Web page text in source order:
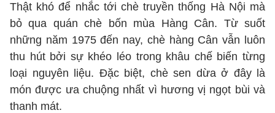
Thật khó để nhắc tới chè truyền thống Hà Nội mà
bỏ qua quán chè bốn mùa Hàng Cân. Từ suốt
những năm 1975 đến nay, chè hàng Cân vẫn luôn
thu hút bởi sự khéo léo trong khâu chế biến từng
loại nguyên liệu. Đặc biệt, chè sen dừa ở đây là
món được ưa chuộng nhất vì hương vị ngọt bùi và
thanh mát.